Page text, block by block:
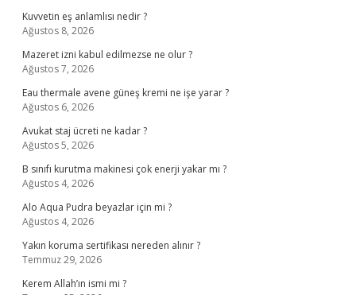
Kuvvetin eş anlamlısı nedir ?
Ağustos 8, 2026
Mazeret izni kabul edilmezse ne olur ?
Ağustos 7, 2026
Eau thermale avene güneş kremi ne işe yarar ?
Ağustos 6, 2026
Avukat staj ücreti ne kadar ?
Ağustos 5, 2026
B sınıfı kurutma makinesi çok enerji yakar mı ?
Ağustos 4, 2026
Alo Aqua Pudra beyazlar için mi ?
Ağustos 4, 2026
Yakın koruma sertifikası nereden alınır ?
Temmuz 29, 2026
Kerem Allah’ın ismi mi ?